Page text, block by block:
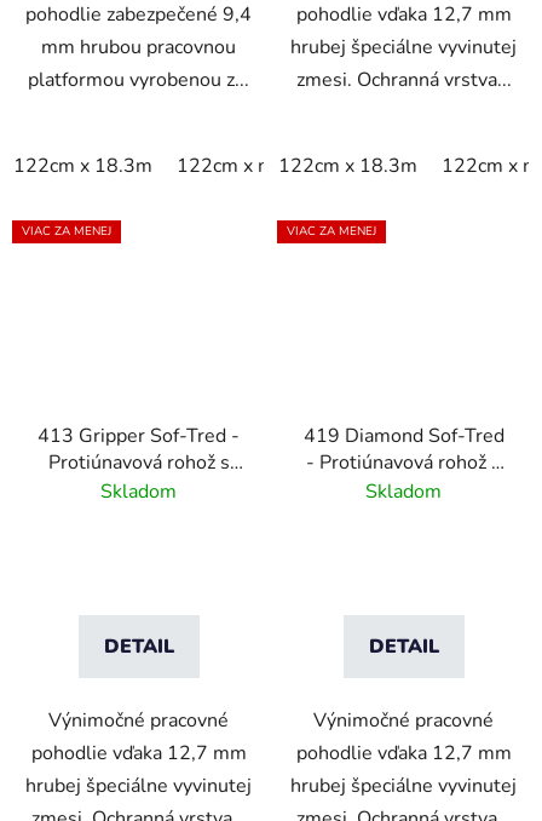
pohodlie zabezpečené 9,4
mm hrubou pracovnou
platformou vyrobenou z...
122cm x 18.3m 122cm x m 60cm x 18.3m 60cm x
pohodlie vďaka 12,7 mm
hrubej špeciálne vyvinutej
zmesi. Ochranná vrstva...
122cm x 18.3m 122cm x m
VIAC ZA MENEJ
413 Gripper Sof-Tred -
Protiúnavová rohož s
vrstvou Dyna-Shield a
Skladom
DETAIL
Výnimočné pracovné
pohodlie vďaka 12,7 mm
hrubej špeciálne vyvinutej
VIAC ZA MENEJ
419 Diamond Sof-Tred
- Protiúnavová rohož s
vrstvou Dyna-Shield a
Skladom
DETAIL
Výnimočné pracovné
pohodlie vďaka 12,7 mm
hrubej špeciálne vyvinutej